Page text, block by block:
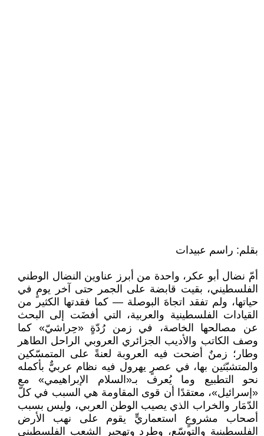
بقلم: راسم عبيدات
أمّ نضال أبو عكر، واحدة من أبرز عناوين النضال الوطني
الفلسطيني، بقيت قابضة على الجمر حتى آخر يومٍ في
حياتها، ولم تفقد اتجاهَ البوصلة — كما فقدتها الكثير من
القيادات الفلسطينية والعربية، التي أفضَت إلى البحث
عن مصالحها الخاصة، في زمن رُدّةٍ «حِراشيّ» كما
وصف الكاتب والأديب الجزائري العروبي الراحل الطاهر
وطار؛ زمنٌ أضحت فيه العروبة لعنةً على المتمسّكين
والمتشبّثين بها، في عصرٍ يهرول فيه نظام عربيٌّ بأكمله
نحو التطبيع وما يُعرف بـ«السلام الإبراهيمي» مع
«إسرائيل»، معتقدًا أن قوى المقاومة هي السبب في كلّ
الدّمَار والخراب الذي يصيب الوطن العربي، وليس بسبب
أصحاب مشروعٍ استعماريٍّ يقوم على نهب الأرض
الفلسطينية والتوسّع، وطرد وتهجير الشعب الفلسطيني